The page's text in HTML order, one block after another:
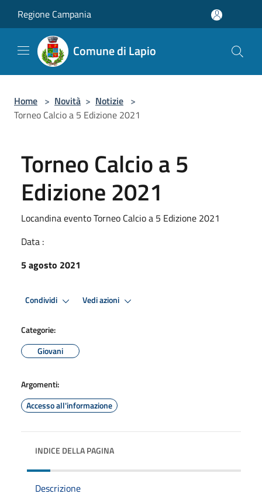
Regione Campania
Comune di Lapio
Home > Novità > Notizie >
Torneo Calcio a 5 Edizione 2021
Torneo Calcio a 5
Edizione 2021
Locandina evento Torneo Calcio a 5 Edizione 2021
Data :
5 agosto 2021
Condividi Vedi azioni
Categorie:
Giovani
Argomenti:
Accesso all'informazione
INDICE DELLA PAGINA
Descrizione